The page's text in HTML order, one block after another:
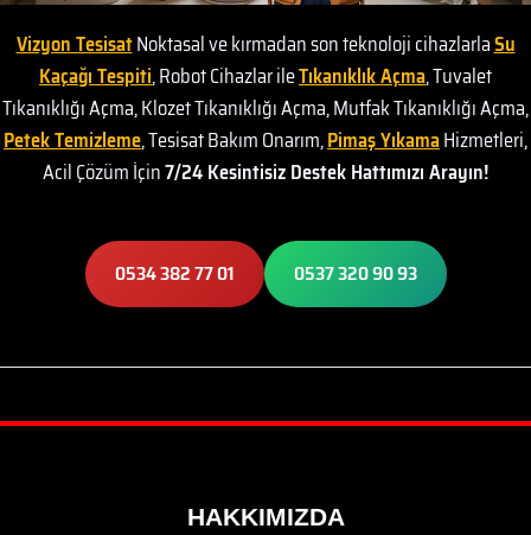
Vizyon TesisatNoktasal ve kırmadan son teknoloji cihazlarlaSu
Kaçağı Tespiti, Robot Cihazlar ileTıkanıklık Açma, Tuvalet
Tıkanıklığı Açma, Klozet Tıkanıklığı Açma, Mutfak Tıkanıklığı Açma,
Petek Temizleme, Tesisat Bakım Onarım,Pimaş YıkamaHizmetleri,
Acil Çözüm İçin7/24 Kesintisiz Destek Hattımızı Arayın!
0534 382 77 01 0537 320 90 93
HAKKIMIZDA